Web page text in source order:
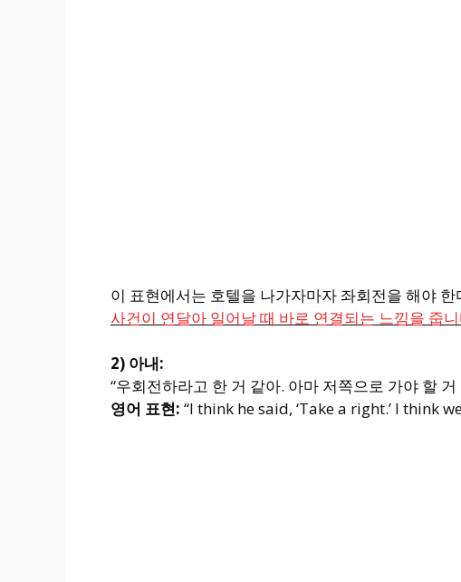
이 표현에서는 호텔을 나가자마자 좌회전을 해야
사건이 연달아 일어날 때 바로 연결되는 느낌을 줍
2) 아내:
“우회전하라고 한 거 같아. 아마 저쪽으로 가야 할 거
영어 표현: “I think he said, ‘Take a right.’ I think